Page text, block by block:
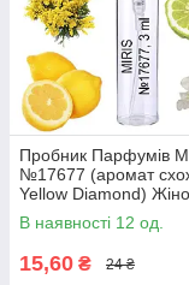
Пробник Парфумів
№17677 (аромат
Yellow Diamond)
В наявності 12 од.
15,60 ₴ 24 ₴